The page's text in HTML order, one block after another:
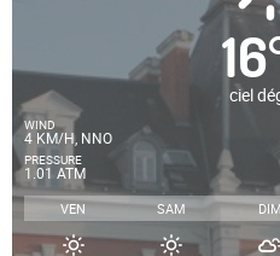
16
ciel
WIND
4 KM/H, NNO
PRESSURE
1.01 ATM
VEN SAM DIM